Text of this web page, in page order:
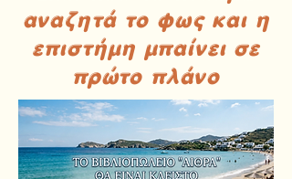
αναζητά το φως και η
επιστήμη μπαίνει σε
πρώτο πλάνο